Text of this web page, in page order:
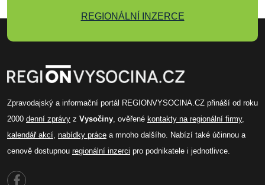
REGIONÁLNÍ INZERCE
Zpravodajský a informační portál REGIONVYSOCINA.CZ přináší od roku
2000 denní zprávy z Vysočiny , ověřené kontakty na regionální firmy,
kalendář akcí nabídky práce a mnoho dalšího. Nabízí také účinnou a
cenově dostupnou regionální inzerci pro podnikatele i jednotlivce.